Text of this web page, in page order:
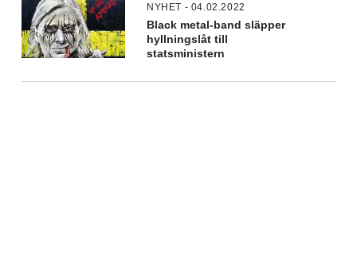
NYHET - 04.02.2022
Black metal-band släpper
hyllningslåt till
statsministern